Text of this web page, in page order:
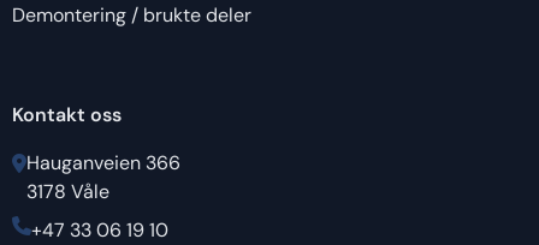
Demontering / brukte deler
Kontakt oss
Hauganveien 366
3178 Våle
+47 33 06 19 10